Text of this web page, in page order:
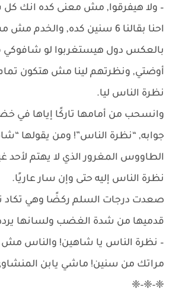
– ولا هيفرقوا, مش معنى كده انك كل
احنا بقالنا 6 سنين كده, والخدم
بالعكس دول هيستغربوا لو شافوكي
أوضتي, ونظرتهم لينا مش هتكون
نظرة الناس ليا.
وانسحب من أمامها تاركًا إياها في
جوابه, “نظرة الناس”! ومن يقولها
الطاووس المغرور الذي لا يهتم لأحد
نظرة الناس إليه حتى وإن سار عاريًا.
صعدت درجات السلم ركضًا وهي تكاد
قدميها من شدة الغضب ولسانها
– نظرة الناس يا شاهين! والناس مش
مراتك من سنين! ماشي يابن
❈-❈-❈